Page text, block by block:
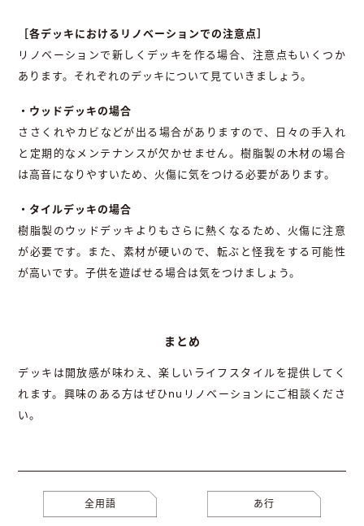
［各デッキにおけるリノベーションでの注意点］
リノベーションで新しくデッキを作る場合、注意点もいくつか
あります。それぞれのデッキについて見ていきましょう。
・ウッドデッキの場合
ささくれやカビなどが出る場合がありますので、日々の手入れ
と定期的なメンテナンスが欠かせません。樹脂製の木材の場合
は高音になりやすいため、火傷に気をつける必要があります。
・タイルデッキの場合
樹脂製のウッドデッキよりもさらに熱くなるため、火傷に注意
が必要です。また、素材が硬いので、転ぶと怪我をする可能性
が高いです。子供を遊ばせる場合は気をつけましょう。
まとめ
デッキは開放感が味わえ、楽しいライフスタイルを提供してく
れます。興味のある方はぜひnuリノベーションにご相談くださ
い。
全用語 あ行